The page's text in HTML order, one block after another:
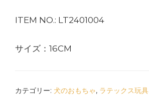
ITEM NO.: LT2401004
サイズ：16CM
カテゴリー: 犬のおもちゃ, ラテックス玩具